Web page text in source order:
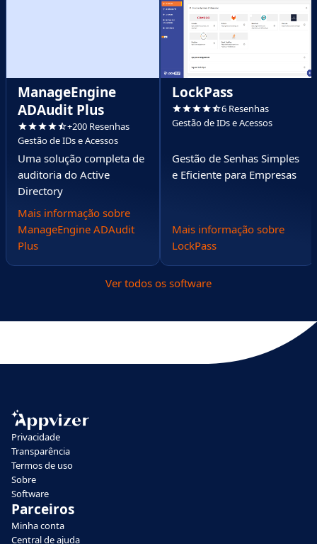
ManageEngine
ADAudit Plus
+200 Resenhas
Gestão de IDs e Acessos
Uma solução completa de
auditoria do Active
Directory
Mais informação sobre
ManageEngine ADAudit
Plus
LockPass
6 Resenhas
Gestão de IDs e Acessos
Gestão de Senhas Simples
e Eficiente para Empresas
Mais informação sobre
LockPass
Ver todos os software
Privacidade
Transparência
Termos de uso
Sobre
Software
Parceiros
Minha conta
Central de ajuda